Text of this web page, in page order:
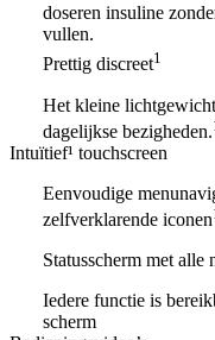
doseren insuline
vullen.
Prettig discreet1
Het kleine
dagelijkse bezigheden.
Intuïtief¹ touchscreen
Eenvoudige
zelfverklarende iconen
Statusscherm met
Iedere functie is
scherm